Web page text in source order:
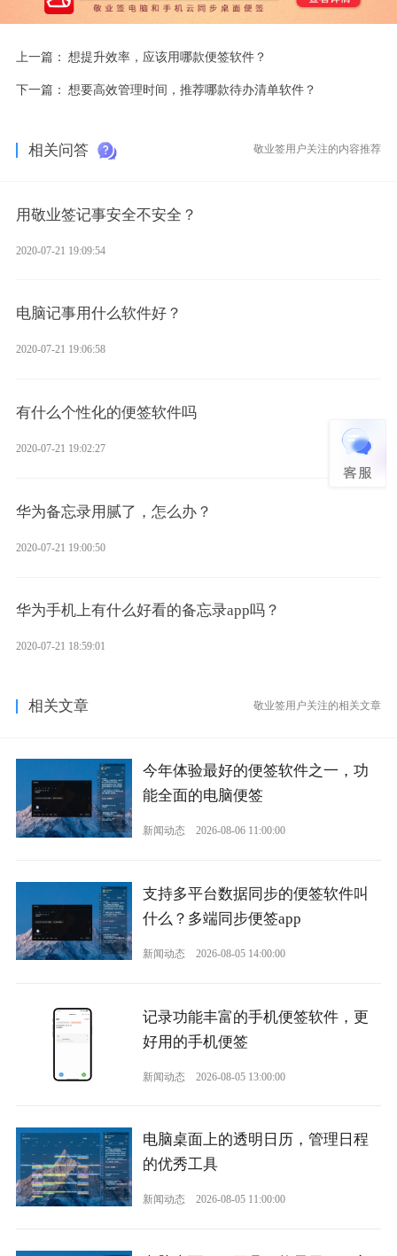
上一篇： 想提升效率，应该用哪款便签软件？
下一篇： 想要高效管理时间，推荐哪款待办清单软件？
相关问答 敬业签用户关注的内容推荐
用敬业签记事安全不安全？
2020-07-21 19:09:54
电脑记事用什么软件好？
2020-07-21 19:06:58
有什么个性化的便签软件吗
2020-07-21 19:02:27
华为备忘录用腻了，怎么办？
2020-07-21 19:00:50
华为手机上有什么好看的备忘录app吗？
2020-07-21 18:59:01
相关文章 敬业签用户关注的相关文章
今年体验最好的便签软件之一，功
能全面的电脑便签
新闻动态 2026-08-06 11:00:00
支持多平台数据同步的便签软件叫
什么？多端同步便签app
新闻动态 2026-08-05 14:00:00
记录功能丰富的手机便签软件，更
好用的手机便签
新闻动态 2026-08-05 13:00:00
电脑桌面上的透明日历，管理日程
的优秀工具
新闻动态 2026-08-05 11:00:00